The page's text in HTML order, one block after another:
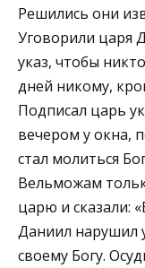
Решились они
Уговорили царя
указ, чтобы
дней никому,
Подписал царь
вечером у окна,
стал молиться
Вельможам
царю и сказали:
Даниил нарушил
своему Богу.